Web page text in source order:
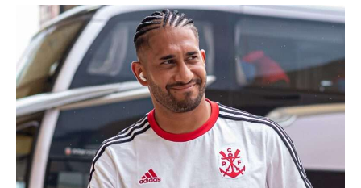
d
o
n